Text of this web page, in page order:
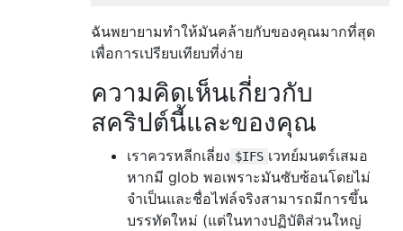
ฉันพยายามทำให้มันคล้ายกับของคุณมากที่สุด
เพื่อการเปรียบเทียบที่ง่าย
ความคิดเห็นเกี่ยวกับ
สคริปต์นี้และของคุณ
เราควรหลีกเลี่ยง $IFS เวทย์มนตร์เสมอ
หากมี glob พอเพราะมันซับซ้อนโดยไม่
จำเป็นและชื่อไฟล์จริงสามารถมีการขึ้น
บรรทัดใหม่ (แต่ในทางปฏิบัติส่วนใหญ่